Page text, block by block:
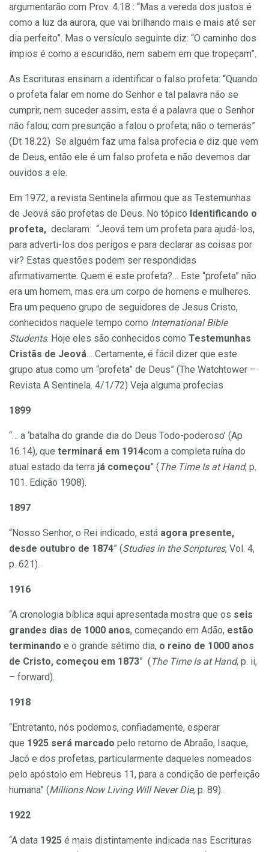
argumentarão com Prov. 4.18 : “Mas a vereda dos justos é
como a luz da aurora, que vai brilhando mais e mais até ser
dia perfeito”. Mas o versículo seguinte diz: “O caminho dos
ímpios é como a escuridão, nem sabem em que tropeçam”.
As Escrituras ensinam a identificar o falso profeta: “Quando
o profeta falar em nome do Senhor e tal palavra não se
cumprir, nem suceder assim, esta é a palavra que o Senhor
não falou; com presunção a falou o profeta; não o temerás”
(Dt 18.22) Se alguém faz uma falsa profecia e diz que vem
de Deus, então ele é um falso profeta e não devemos dar
ouvidos a ele.
Em 1972, a revista Sentinela afirmou que as Testemunhas
de Jeová são profetas de Deus. No tópico Identificando o
profeta, declaram: “Jeová tem um profeta para ajudá-los,
para adverti-los dos perigos e para declarar as coisas por
vir? Estas questões podem ser respondidas
afirmativamente. Quem é este profeta?… Este “profeta” não
era um homem, mas era um corpo de homens e mulheres.
Era um pequeno grupo de seguidores de Jesus Cristo,
conhecidos naquele tempo como International Bible
Students. Hoje eles são conhecidos como Testemunhas
Cristãs de Jeová… Certamente, é fácil dizer que este
grupo atua como um “profeta” de Deus” (The Watchtower –
Revista A Sentinela. 4/1/72) Veja alguma profecias
1899
“… a ‘batalha do grande dia do Deus Todo-poderoso’ (Ap
16.14), que terminará em 1914com a completa ruína do
atual estado da terra já começou” (The Time Is at Hand, p.
101. Edição 1908).
1897
“Nosso Senhor, o Rei indicado, está agora presente,
desde outubro de 1874” (Studies in the Scriptures, Vol. 4,
p. 621).
1916
“A cronologia bíblica aqui apresentada mostra que os seis
grandes dias de 1000 anos, começando em Adão, estão
terminando e o grande sétimo dia, o reino de 1000 anos
de Cristo, começou em 1873” (The Time Is at Hand, p. ii,
– forward).
1918
“Entretanto, nós podemos, confiadamente, esperar
que 1925 será marcado pelo retorno de Abraão, Isaque,
Jacó e dos profetas, particularmente daqueles nomeados
pelo apóstolo em Hebreus 11, para a condição de perfeição
humana” (Millions Now Living Will Never Die, p. 89).
1922
“A data 1925 é mais distintamente indicada nas Escrituras